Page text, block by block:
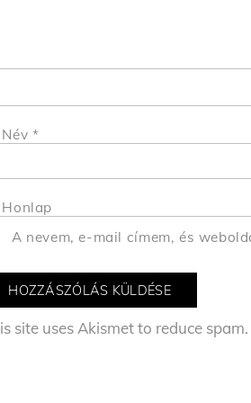
Név *
Honlap
A nevem, e-mail címem, és
site uses Akismet to reduce spam.